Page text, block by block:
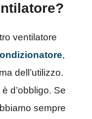
ventilatore
,
dell’utilizzo.
d’obbligo. Se
sempre